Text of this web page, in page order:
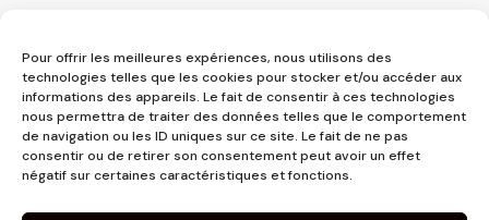
Pour offrir les meilleures expériences, nous utilisons des
technologies telles que les cookies pour stocker et/ou accéder aux
informations des appareils. Le fait de consentir à ces technologies
nous permettra de traiter des données telles que le comportement
de navigation ou les ID uniques sur ce site. Le fait de ne pas
consentir ou de retirer son consentement peut avoir un effet
négatif sur certaines caractéristiques et fonctions.
3 place Jeanne d'Arc